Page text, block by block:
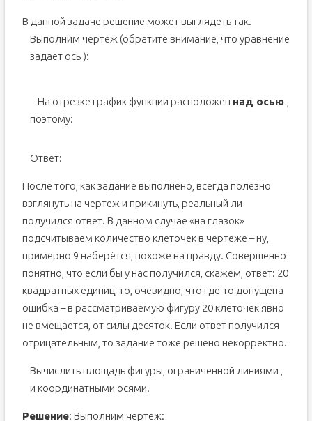
В данной задаче решение может выглядеть так.
Выполним чертеж (обратите внимание, что уравнение
задает ось):
На отрезке график функции расположен над осью
поэтому:
Ответ:
После того, как задание выполнено, всегда полезно
взглянуть на чертеж и прикинуть, реальный ли
получился ответ. В данном случае «на глазок»
подсчитываем количество клеточек в чертеже – ну,
примерно 9 наберётся, похоже на правду. Совершенно
понятно, что если бы у нас получился, скажем, ответ: 20
квадратных единиц, то, очевидно, что где-то допущена
ошибка – в рассматриваемую фигуру 20 клеточек явно
не вмещается, от силы десяток. Если ответ получился
отрицательным, то задание тоже решено некорректно.
Вычислить площадь фигуры, ограниченной линиями
и координатными осями.
Решение: Выполним чертеж: